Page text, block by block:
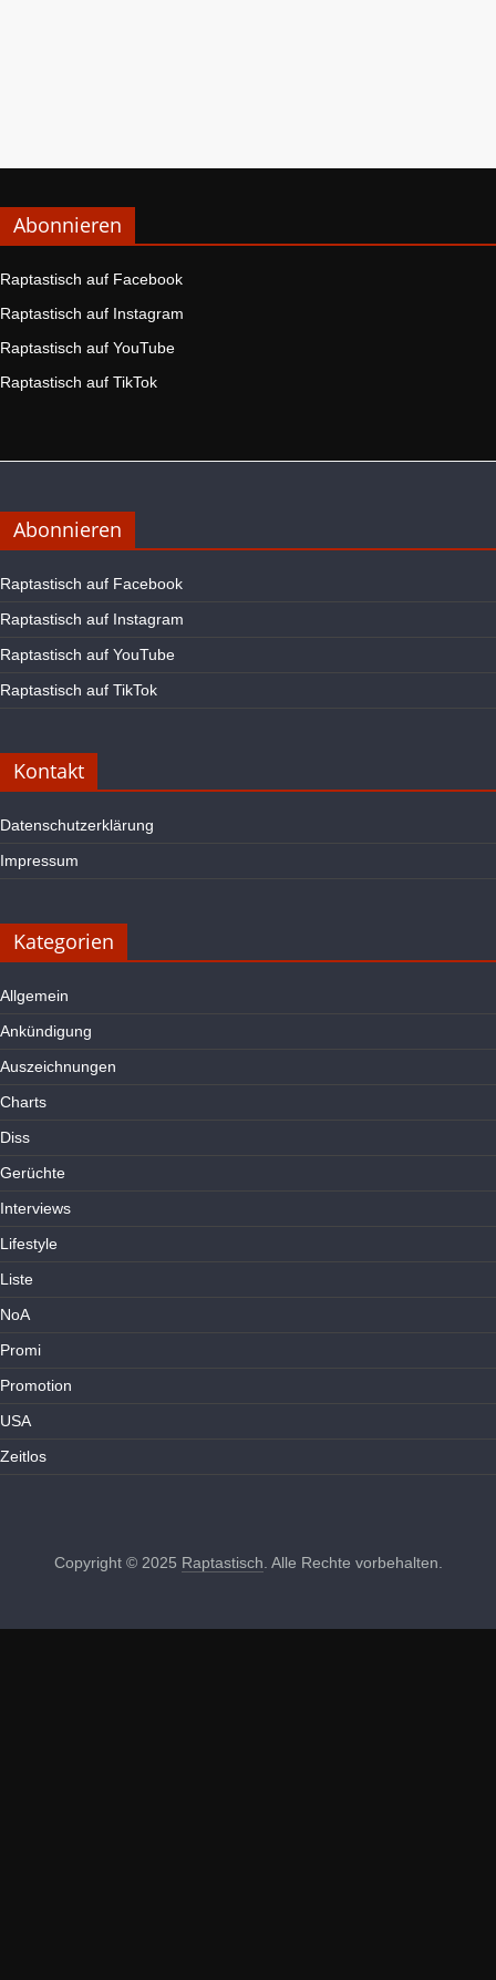
Abonnieren
Raptastisch auf Facebook
Raptastisch auf Instagram
Raptastisch auf YouTube
Raptastisch auf TikTok
Abonnieren
Raptastisch auf Facebook
Raptastisch auf Instagram
Raptastisch auf YouTube
Raptastisch auf TikTok
Kontakt
Datenschutzerklärung
Impressum
Kategorien
Allgemein
Ankündigung
Auszeichnungen
Charts
Diss
Gerüchte
Interviews
Lifestyle
Liste
NoA
Promi
Promotion
USA
Zeitlos
Copyright © 2025 Raptastisch . Alle Rechte vorbehalten.